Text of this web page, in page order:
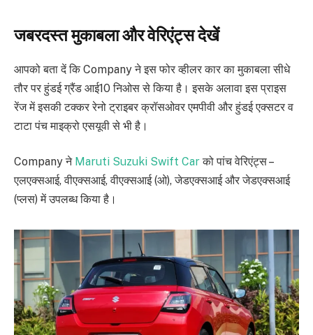
जबरदस्त मुकाबला और वेरिएंट्स देखें
आपको बता दें कि Company ने इस फोर व्हीलर कार का मुकाबला सीधे
तौर पर हुंडई ग्रैंड आई10 निओस से किया है। इसके अलावा इस प्राइस
रेंज में इसकी टक्कर रेनो ट्राइबर क्रॉसओवर एमपीवी और हुंडई एक्सटर व
टाटा पंच माइक्रो एसयूवी से भी है।
Company ने Maruti Suzuki Swift Carको पांच वेरिएंट्स –
एलएक्सआई, वीएक्सआई, वीएक्सआई (ओ), जेडएक्सआई और जेडएक्सआई
(प्लस) में उपलब्ध किया है।